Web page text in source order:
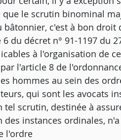
que le scrutin binominal
c'est à bon droit
du décret n° 91-1197 du
à l'organisation de
l'article 8 de
hommes au sein des
qui sont les avocats
tel scrutin, destinée à
des instances ordinales,
l'ordre